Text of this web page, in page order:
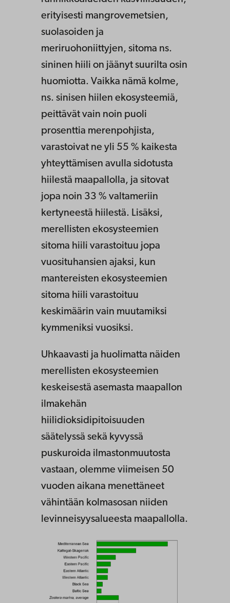
erityisesti mangrovemetsien,
suolasoiden ja
meriruohoniittyjen, sitoma ns.
sininen hiili on jäänyt suurilta osin
huomiotta. Vaikka nämä kolme,
ns. sinisen hiilen ekosysteemiä,
peittävät vain noin puoli
prosenttia merenpohjista,
varastoivat ne yli 55 % kaikesta
yhteyttämisen avulla sidotusta
hiilestä maapallolla, ja sitovat
jopa noin 33 % valtameriin
kertyneestä hiilestä. Lisäksi,
merellisten ekosysteemien
sitoma hiili varastoituu jopa
vuosituhansien ajaksi, kun
mantereisten ekosysteemien
sitoma hiili varastoituu
keskimäärin vain muutamiksi
kymmeniksi vuosiksi.
Uhkaavasti ja huolimatta näiden
merellisten ekosysteemien
keskeisestä asemasta maapallon
ilmakehän
hiilidioksidipitoisuuden
säätelyssä sekä kyvyssä
puskuroida ilmastonmuutosta
vastaan, olemme viimeisen 50
vuoden aikana menettäneet
vähintään kolmasosan niiden
levinneisyysalueesta maapallolla.